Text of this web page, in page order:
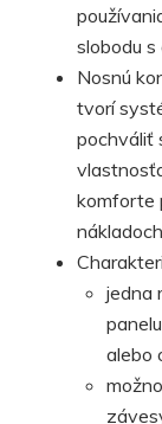
slobodu
Nosnú
tvorí
pochváliť
komforte
jedna
alebo